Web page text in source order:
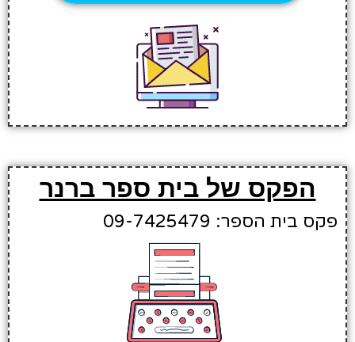
הפקס של בית ספר ברנר
פקס בית הספר: 09-7425479